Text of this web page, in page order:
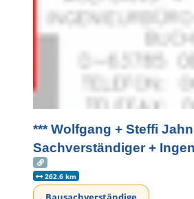
*** Wolfgang + Steffi
Sachverständiger +
262.6 km